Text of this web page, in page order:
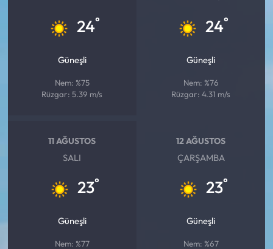
24°
Güneşli
Nem: %75
Rüzgar: 5.39 m/s
24°
Güneşli
Nem: %76
Rüzgar: 4.31 m/s
11 AĞUSTOS
SALI
23°
Güneşli
Nem: %77
12 AĞUSTOS
ÇARŞAMBA
23°
Güneşli
Nem: %67